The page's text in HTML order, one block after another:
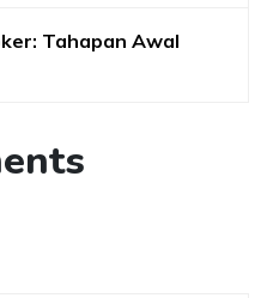
Tahapan Awal